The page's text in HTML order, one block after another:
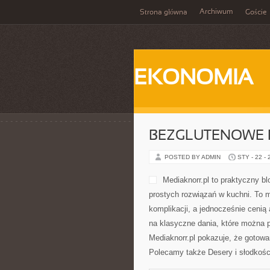
Strona główna Archiwum Goście
EKONOMIA
BEZGLUTENOWE
POSTED BY ADMIN STY - 22 -
Mediaknorr.pl to praktyczny
prostych rozwiązań w kuchni. To
komplikacji, a jednocześnie
na klasyczne dania, które można
Mediaknorr.pl pokazuje, że
Polecamy także Desery i